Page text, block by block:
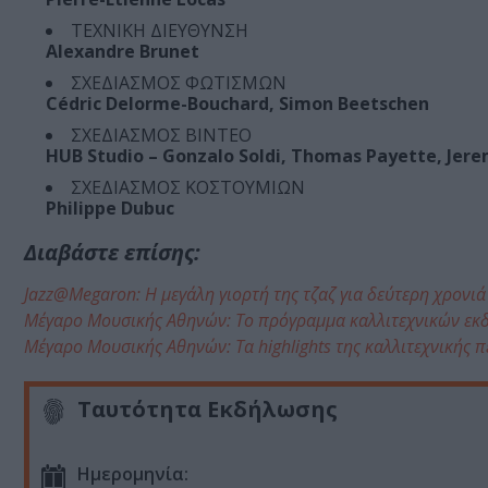
ΤΕΧΝΙΚΗ ΔΙΕΥΘΥΝΣΗ
Alexandre Brunet
ΣΧΕΔΙΑΣΜΟΣ ΦΩΤΙΣΜΩΝ
Cédric Delorme-Bouchard, Simon Beetschen
ΣΧΕΔΙΑΣΜΟΣ ΒΙΝΤΕΟ
HUB Studio – Gonzalo Soldi, Thomas Payette,
ΣΧΕΔΙΑΣΜΟΣ ΚΟΣΤΟΥΜΙΩΝ
Philippe Dubuc
Διαβάστε επίσης:
Jazz@Megaron: H μεγάλη γιορτή της τζαζ για δεύτερη
Μέγαρο Μουσικής Αθηνών: Το πρόγραμμα καλλιτεχνικών
Μέγαρο Μουσικής Αθηνών: Τα highlights της καλλιτεχνικής
Ταυτότητα Εκδήλωσης
Ημερομηνία: